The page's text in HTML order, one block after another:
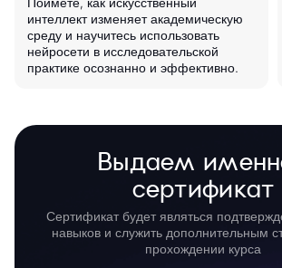
интеллект изменяет академическую
среду и научитесь использовать
нейросети в исследовательской
практике осознанно и эффективно.
Выдаем
сертификат
Сертификат будет являться
навыков и служить дополнительным
прохождении курса